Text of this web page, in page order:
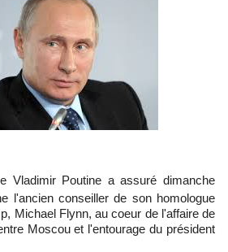
Vladimir Poutine a assuré dimanche
l'ancien conseiller de son homologue
Michael Flynn, au coeur de l'affaire de
Moscou et l'entourage du président